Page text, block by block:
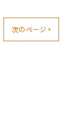
次のページ >